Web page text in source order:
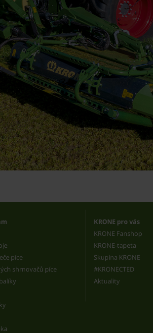
píce
shrnovačů píce
KRONE pro vás
KRONE Fanshop
KRONE-tapeta
Skupina KRONE
#KRONECTED
Aktuality